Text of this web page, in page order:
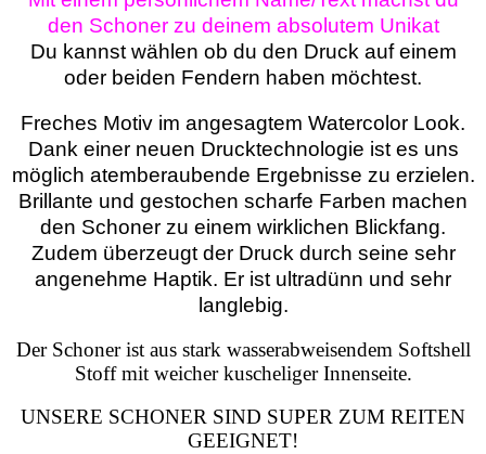
den Schoner zu deinem absolutem Unikat
Du kannst wählen ob du den Druck auf einem
oder beiden Fendern haben möchtest.
Freches Motiv im angesagtem Watercolor Look.
Dank einer neuen Drucktechnologie ist es uns
möglich atemberaubende Ergebnisse zu erzielen.
Brillante und gestochen scharfe Farben machen
den Schoner zu einem wirklichen Blickfang.
Zudem überzeugt der Druck durch seine sehr
angenehme Haptik. Er ist ultradünn und sehr
langlebig.
Der Schoner ist aus stark wasserabweisendem Softshell
Stoff mit weicher kuscheliger Innenseite.
UNSERE SCHONER SIND SUPER ZUM REITEN
GEEIGNET!